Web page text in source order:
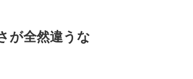
が全然違うな